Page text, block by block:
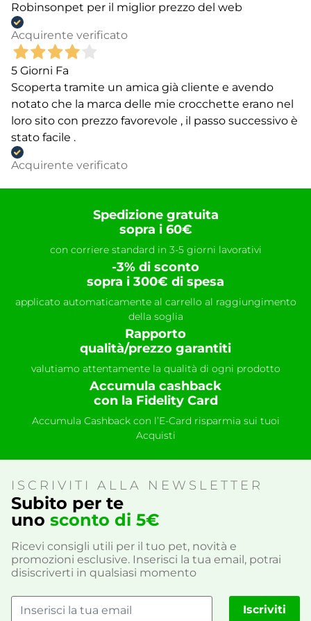
Robinsonpet per il miglior prezzo del web
Acquirente verificato
5 Giorni Fa
Scoperta tramite un amica già cliente e avendo
notato che la marca delle mie crocchette erano nel
loro sito con prezzo favorevole , il passo successivo è
stato facile .
Acquirente verificato
Spedizione gratuita
sopra i 60€
con corriere standard in 3-5 giorni lavorativi
-3% di sconto
sopra i 300€ di spesa
applicato automaticamente al carrello al raggiungimento
della soglia
Rapporto
qualità/prezzo garantiti
valutiamo attentamente la qualità di ogni prodotto
Accumula cashback
con la Fidelity Card
Accumula Cashback con l’E-Card risparmia sui tuoi
Acquisti
ISCRIVITI ALLA NEWSLETTER
Subito per te
uno sconto di 5€
Ricevi consigli utili per il tuo pet, novità e
promozioni esclusive. Inserisci la tua email, potrai
disiscriverti in qualsiasi momento
Iscriviti